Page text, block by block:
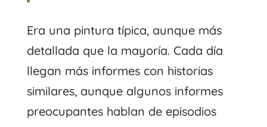
Era una pintura típica, aunque más
detallada que la mayoría. Cada día
llegan más informes con historias
similares, aunque algunos informes
preocupantes hablan de episodios